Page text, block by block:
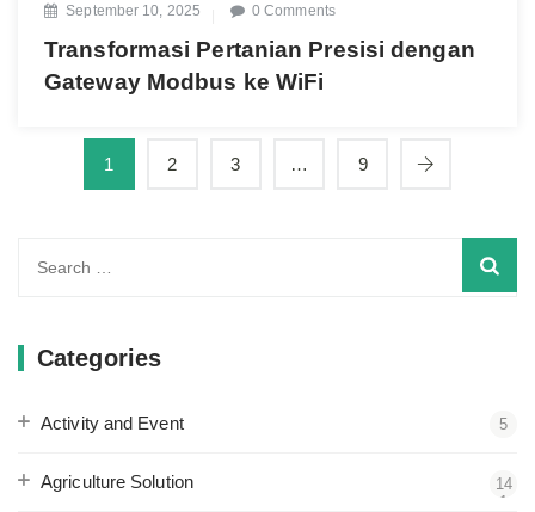
September 10, 2025 0 Comments
Transformasi Pertanian Presisi dengan
Gateway Modbus ke WiFi
1 2 3 … 9
Categories
Activity and Event 5
Agriculture Solution
14
1